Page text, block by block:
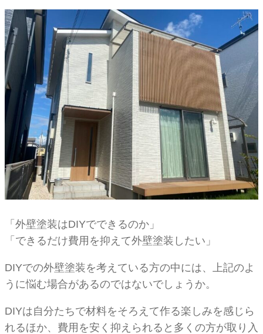
「外壁塗装はDIYでできるのか」
「できるだけ費用を抑えて外壁塗装したい」
DIYでの外壁塗装を考えている方の中には、上記のよ
うに悩む場合があるのではないでしょうか。
DIYは自分たちで材料をそろえて作る楽しみを感じら
れるほか、費用を安く抑えられると多くの方が取り入